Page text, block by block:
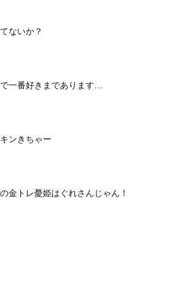
ないか？
一番好きまであります…
ンきちゃー
金トレ憂姫はぐれさんじゃん！